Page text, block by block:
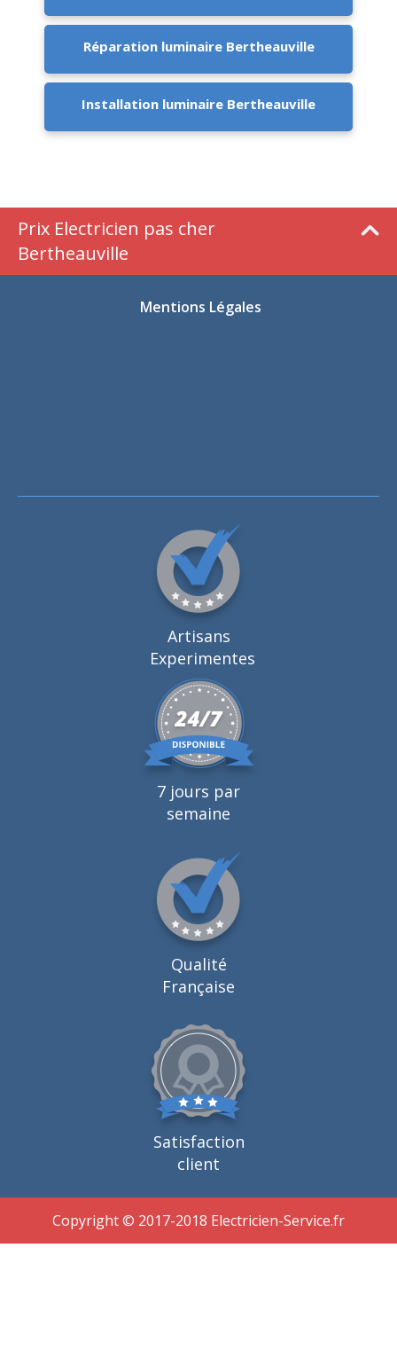
Réparation luminaire Bertheauville
Installation luminaire Bertheauville
Prix Electricien pas cher
Bertheauville
Mentions Légales
Artisans
Experimentes
7 jours par
semaine
Qualité
Française
Satisfaction
client
Copyright © 2017-2018 Electricien-Service.fr